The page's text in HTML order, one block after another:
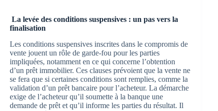
La levée des conditions suspensives : un pas vers la
finalisation
Les conditions suspensives inscrites dans le compromis de
vente jouent un rôle de garde-fou pour les parties
impliquées, notamment en ce qui concerne l’obtention
d’un prêt immobilier. Ces clauses prévoient que la vente ne
se fera que si certaines conditions sont remplies, comme la
validation d’un prêt bancaire pour l’acheteur. La démarche
exige de l’acheteur qu’il soumette à la banque une
demande de prêt et qu’il informe les parties du résultat. Il